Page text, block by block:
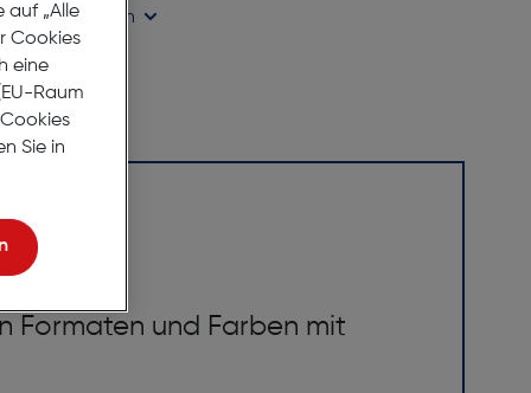
prüfen
Formaten und Farben mit
auf „Alle
Cookies
eine
Raum
Sie in